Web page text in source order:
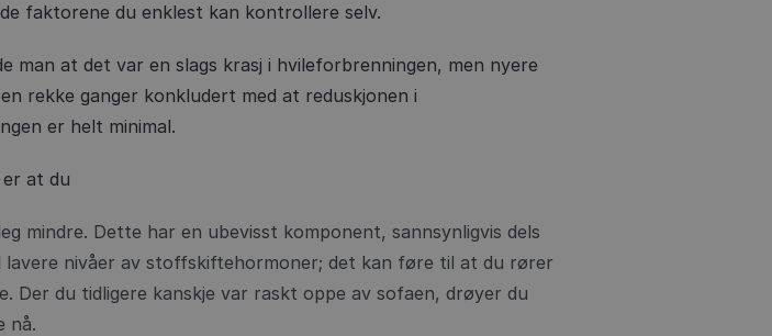
faktorene du enklest kan kontrollere selv.
man at det var en slags krasj i hvileforbrenningen, men nyere
rekke ganger konkludert med at reduskjonen i
er helt minimal.
at du
mindre. Dette har en ubevisst komponent, sannsynligvis dels
nivåer av stoffskiftehormoner; det kan føre til at du rører
Der du tidligere kanskje var raskt oppe av sofaen, drøyer du
nå.